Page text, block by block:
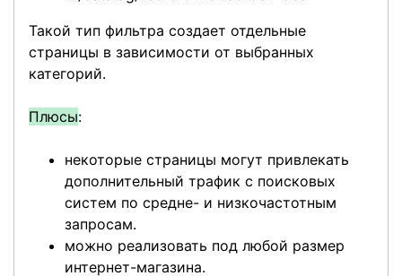
Такой тип фильтра создает отдельные
страницы в зависимости от выбранных
категорий.
Плюсы:
некоторые страницы могут привлекать
дополнительный трафик с поисковых
систем по средне- и низкочастотным
запросам.
можно реализовать под любой размер
интернет-магазина.